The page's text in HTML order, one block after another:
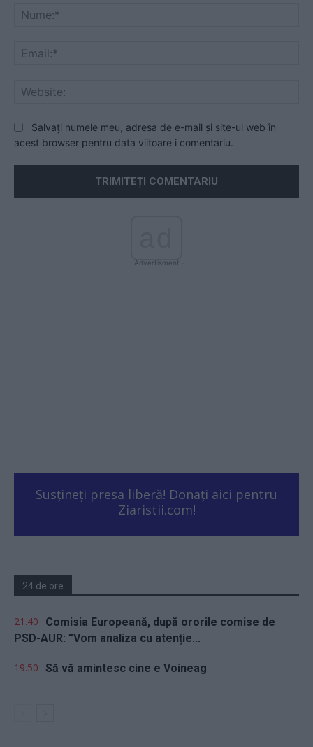
Salvați numele meu, adresa de e-mail și site-ul web în
acest browser pentru data viitoare i comentariu.
- Advertisment -
Susțineți presa liberă! Donați aici pentru
Ziaristii.com!
24 de ore
21.40
Comisia Europeană, după ororile comise de
PSD-AUR: ”Vom analiza cu atenție...
19.50 Să vă amintesc cine e Voineag